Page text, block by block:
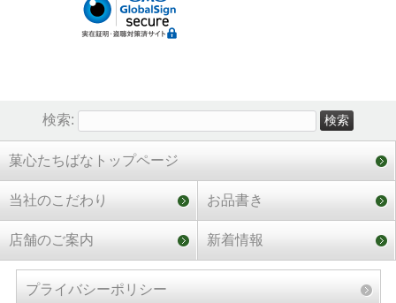
検索:
菓心たちばなトップページ
当社のこだわり お品書き
店舗のご案内 新着情報
プライバシーポリシー